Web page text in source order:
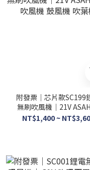
附發票｜芯片款SC199
無刷吹風機｜21V
流吹風機 鼓風機 吹葉
NT$1,400 ~